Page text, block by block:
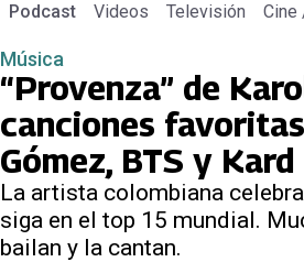
Podcast Videos Televisión Cine
Música
“Provenza” de
canciones
Gómez, BTS y Kard
La artista colombiana
siga en el top 15 mundial.
bailan y la cantan.